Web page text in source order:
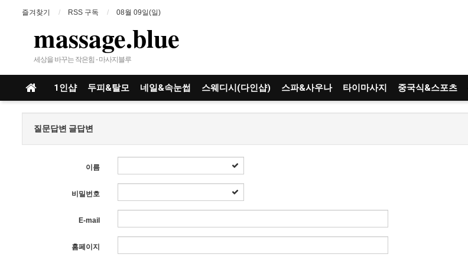
즐겨찾기 RSS 구독 08월 09일(일)
massage.blue
세상을 바꾸는 작은힘 - 마사지블루
1인샵 두피&탈모 네일&속눈썹 스웨디시(다인샵) 스파&사우나 타이마사지 중국식&스포츠
질문답변 글답변
이름
비밀번호
E-mail
홈페이지